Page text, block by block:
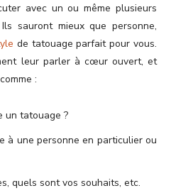
avec un ou même plusieurs
sauront mieux que personne,
de tatouage parfait pour vous.
leur parler à cœur ouvert, et
:
un tatouage ?
à une personne en particulier ou
quels sont vos souhaits, etc.